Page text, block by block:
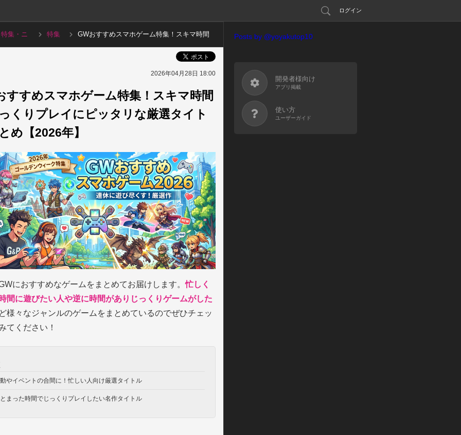
ログイン
特集・ニ
特集
GWおすすめスマホゲーム特集！スキマ時間
2026年04月28日 18:00
すすめスマホゲーム特集！スキマ時間
くりプレイにピッタリな厳選タイト
め【2026年】
におすすめなゲームをまとめてお届けします。忙しく
間に遊びたい人や逆に時間がありじっくりゲームがした
様々なジャンルのゲームをまとめているのでぜひチェッ
てください！
やイベントの合間に！忙しい人向け厳選タイトル
まった時間でじっくりプレイしたい名作タイトル
Posts by @yoyakutop10
開発者様向け
アプリ掲載
使い方
ユーザーガイド